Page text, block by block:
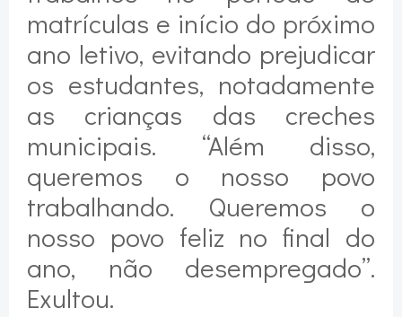
matrículas e início do próximo
ano letivo, evitando prejudicar
os estudantes, notadamente
as crianças das creches
municipais. “Além disso,
queremos o nosso povo
trabalhando. Queremos o
nosso povo feliz no final do
ano, não desempregado”.
Exultou.